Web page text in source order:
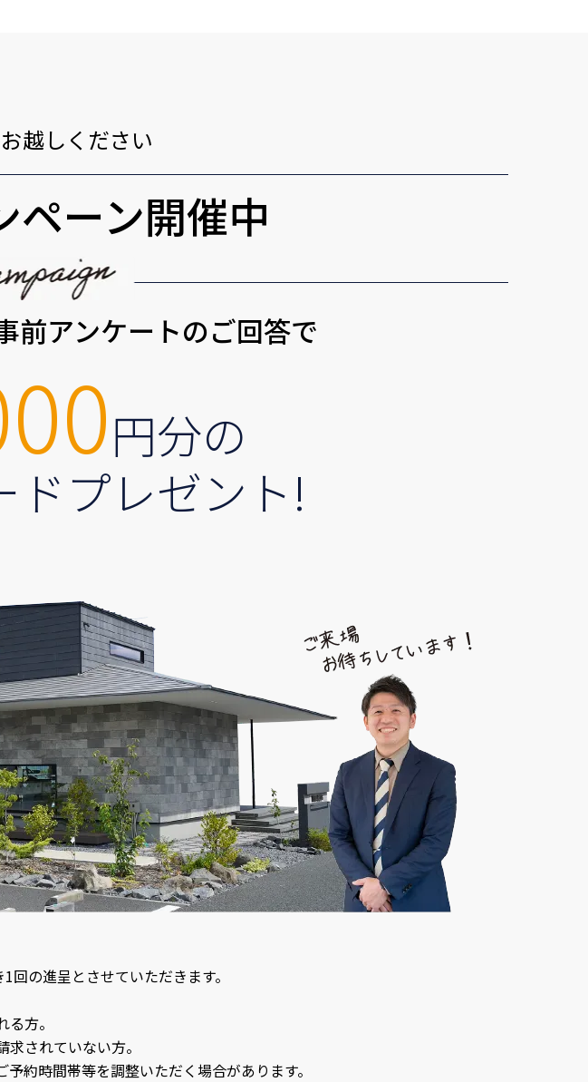
越しください
ペーン開催中
前アンケートのご回答で
円分の
ドプレゼント!
の進呈とさせていただきます。
方。
されていない方。
約時間帯等を調整いただく場合があります。